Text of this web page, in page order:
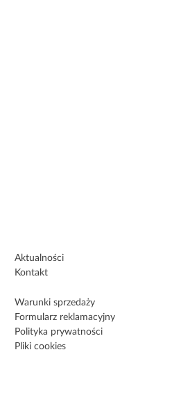
Aktualności
Kontakt
Warunki sprzedaży
Formularz reklamacyjny
Polityka prywatności
Pliki cookies